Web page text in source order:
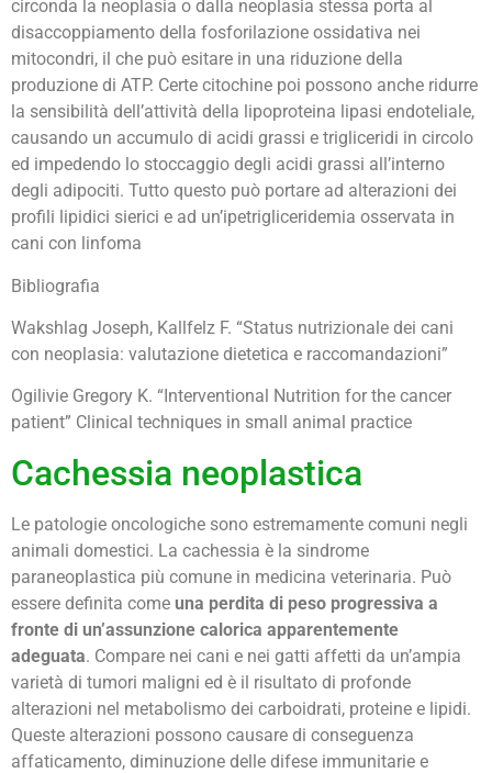
circonda la neoplasia o dalla neoplasia stessa porta al
disaccoppiamento della fosforilazione ossidativa nei
mitocondri, il che può esitare in una riduzione della
produzione di ATP. Certe citochine poi possono anche ridurre
la sensibilità dell’attività della lipoproteina lipasi endoteliale,
causando un accumulo di acidi grassi e trigliceridi in circolo
ed impedendo lo stoccaggio degli acidi grassi all’interno
degli adipociti. Tutto questo può portare ad alterazioni dei
profili lipidici sierici e ad un’ipetrigliceridemia osservata in
cani con linfoma
Bibliografia
Wakshlag Joseph, Kallfelz F. “Status nutrizionale dei cani
con neoplasia: valutazione dietetica e raccomandazioni”
Ogilivie Gregory K. “Interventional Nutrition for the cancer
patient” Clinical techniques in small animal practice
Cachessia neoplastica
Le patologie oncologiche sono estremamente comuni negli
animali domestici. La cachessia è la sindrome
paraneoplastica più comune in medicina veterinaria. Può
essere definita come una perdita di peso progressiva a
fronte di un’assunzione calorica apparentemente
adeguata. Compare nei cani e nei gatti affetti da un’ampia
varietà di tumori maligni ed è il risultato di profonde
alterazioni nel metabolismo dei carboidrati, proteine e lipidi.
Queste alterazioni possono causare di conseguenza
affaticamento, diminuzione delle difese immunitarie e